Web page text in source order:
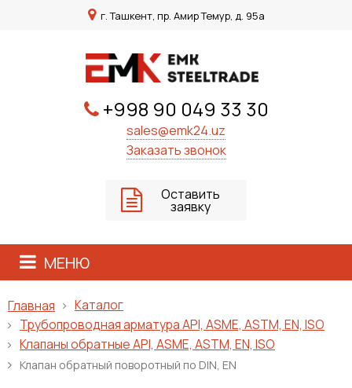
г. Ташкент, пр. Амир Темур, д. 95а
+998 90 049 33 30
sales@emk24.uz
Заказать звонок
Оставить
заявку
МЕНЮ
Главная
Каталог
Трубопроводная арматура API, ASME, ASTM, EN, ISO
Клапаны обратные API, ASME, ASTM, EN, ISO
Клапан обратный поворотный по DIN, EN